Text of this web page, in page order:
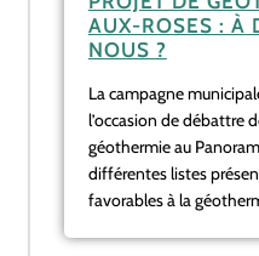
AUX-ROSES : À
NOUS ?
La campagne
l’occasion de débattre
géothermie au
différentes listes
favorables à la